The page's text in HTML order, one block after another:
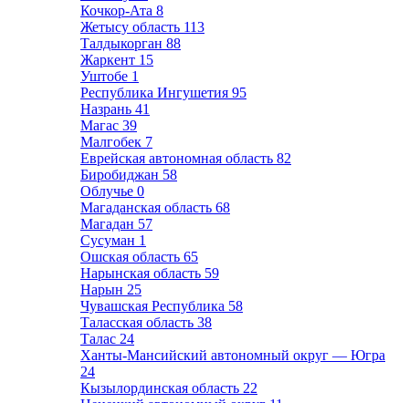
Кочкор-Ата 8
Жетысу область 113
Талдыкорган 88
Жаркент 15
Уштобе 1
Республика Ингушетия 95
Назрань 41
Магас 39
Малгобек 7
Еврейская автономная область 82
Биробиджан 58
Облучье 0
Магаданская область 68
Магадан 57
Сусуман 1
Ошская область 65
Нарынская область 59
Нарын 25
Чувашская Республика 58
Таласская область 38
Талас 24
Ханты-Мансийский автономный округ — Югра
24
Кызылординская область 22